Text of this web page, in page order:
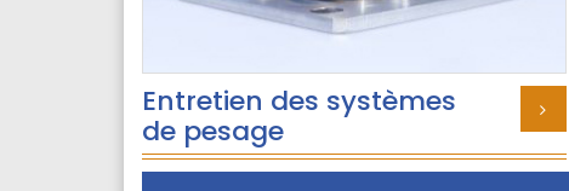
Entretien des systèmes
de pesage